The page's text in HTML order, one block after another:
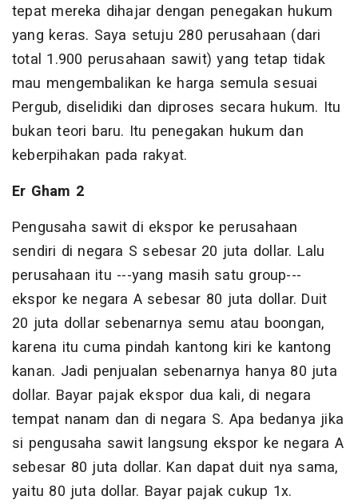
tepat mereka dihajar dengan penegakan hukum
yang keras. Saya setuju 280 perusahaan (dari
total 1.900 perusahaan sawit) yang tetap tidak
mau mengembalikan ke harga semula sesuai
Pergub, diselidiki dan diproses secara hukum. Itu
bukan teori baru. Itu penegakan hukum dan
keberpihakan pada rakyat.
Er Gham 2
Pengusaha sawit di ekspor ke perusahaan
sendiri di negara S sebesar 20 juta dollar. Lalu
perusahaan itu ---yang masih satu group---
ekspor ke negara A sebesar 80 juta dollar. Duit
20 juta dollar sebenarnya semu atau boongan,
karena itu cuma pindah kantong kiri ke kantong
kanan. Jadi penjualan sebenarnya hanya 80 juta
dollar. Bayar pajak ekspor dua kali, di negara
tempat nanam dan di negara S. Apa bedanya jika
si pengusaha sawit langsung ekspor ke negara A
sebesar 80 juta dollar. Kan dapat duit nya sama,
yaitu 80 juta dollar. Bayar pajak cukup 1x.